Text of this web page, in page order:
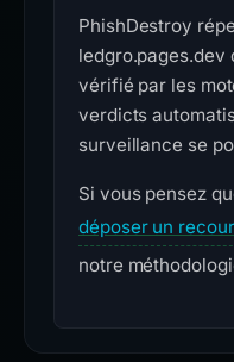
PhishDestroy
ledgro.pages.dev
vérifié par les
verdicts
surveillance se
Si vous pensez
déposer un
notre